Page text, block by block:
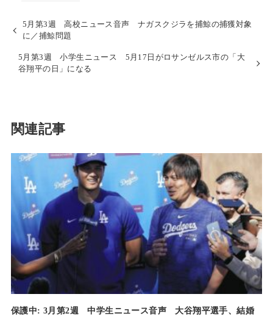
5月第3週 高校ニュース音声 ナガスクジラを捕鯨の捕獲対象
に／捕鯨問題
5月第3週 小学生ニュース 5月17日がロサンゼルス市の「大
谷翔平の日」になる
関連記事
保護中: 3月第2週 中学生ニュース音声 大谷翔平選手、結婚